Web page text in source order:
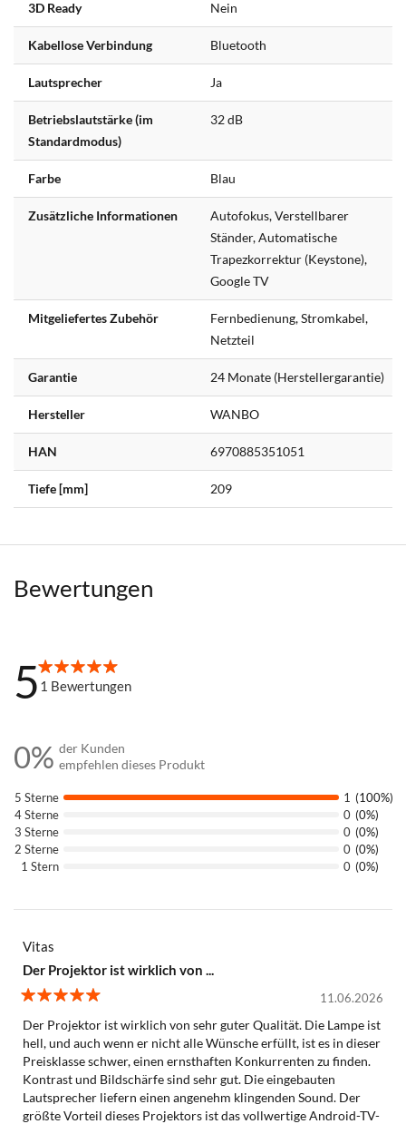
3D Ready Nein
Kabellose Verbindung Bluetooth
Lautsprecher Ja
Betriebslautstärke (im
Standardmodus)
32 dB
Farbe Blau
Zusätzliche Informationen
Autofokus, Verstellbarer
Ständer, Automatische
Trapezkorrektur (Keystone),
Google TV
Mitgeliefertes Zubehör
Fernbedienung, Stromkabel,
Netzteil
Garantie 24 Monate (Herstellergarantie)
Hersteller WANBO
HAN 6970885351051
Tiefe [mm] 209
Bewertungen
5100%
1 Bewertungen
0% der Kunden
empfehlen dieses Produkt
5 Sterne 1 (100%)
4 Sterne
0 (0%)
3 Sterne
0 (0%)
2 Sterne
0 (0%)
1 Stern
0 (0%)
Vitas
Der Projektor ist wirklich von ...
11.06.2026
Der Projektor ist wirklich von sehr guter Qualität. Die Lampe ist
hell, und auch wenn er nicht alle Wünsche erfüllt, ist es in dieser
Preisklasse schwer, einen ernsthaften Konkurrenten zu finden.
Kontrast und Bildschärfe sind sehr gut. Die eingebauten
Lautsprecher liefern einen angenehm klingenden Sound. Der
größte Vorteil dieses Projektors ist das vollwertige Android-TV-